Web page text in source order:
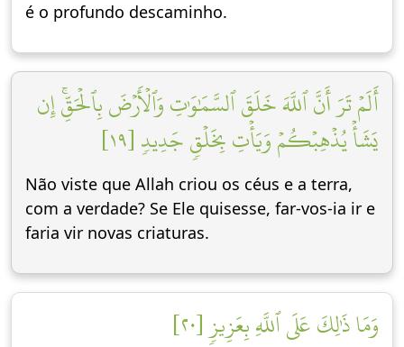
é o profundo descaminho.
أَلَمۡ تَرَ أَنَّ ٱللَّهَ خَلَقَ ٱلسَّمَٰوَٰتِ وَٱلۡأَرۡضَ بِٱلۡحَقِّۚ إِن
يَشَأۡ يُذۡهِبۡكُمۡ وَيَأۡتِ بِخَلۡقٖ جَدِيدٖ [١٩]
Não viste que Allah criou os céus e a terra,
com a verdade? Se Ele quisesse, far-vos-ia ir e
faria vir novas criaturas.
وَمَا ذَٰلِكَ عَلَى ٱللَّهِ بِعَزِيزٖ [٢٠]